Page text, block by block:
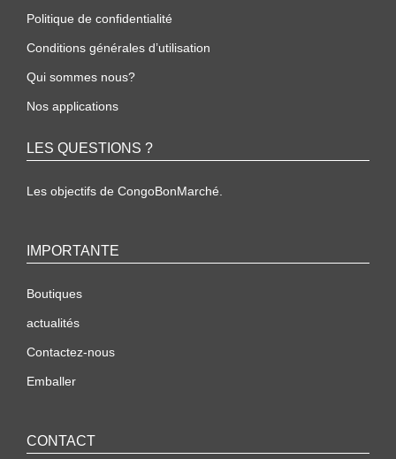
Politique de confidentialité
Conditions générales d’utilisation
Qui sommes nous?
Nos applications
LES QUESTIONS ?
Les objectifs de CongoBonMarché.
IMPORTANTE
Boutiques
actualités
Contactez-nous
Emballer
CONTACT